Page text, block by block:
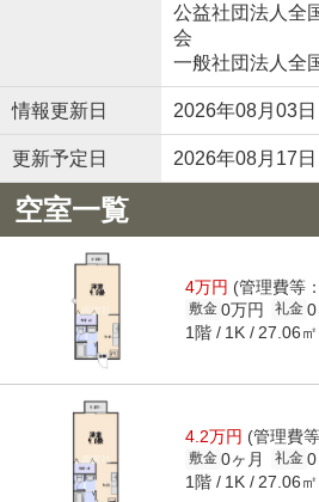
公益社団法人全
会
一般社団法人全
情報更新日 2026年08月03日
更新予定日 2026年08月17日
空室一覧
4万円 (管理費等
敷金 0万円 礼金 0
1階 1K 27.06㎡
4.2万円 (管理費
敷金 0ヶ月 礼金 0
1階 1K 27.06㎡